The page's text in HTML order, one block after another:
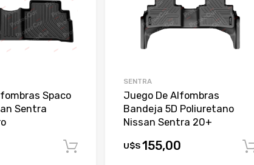
Spaco
Sentra
Comprar
SENTRA
Juego De Alfombras
Bandeja 5D Poliuretano
Nissan Sentra 20+
U$S155,00